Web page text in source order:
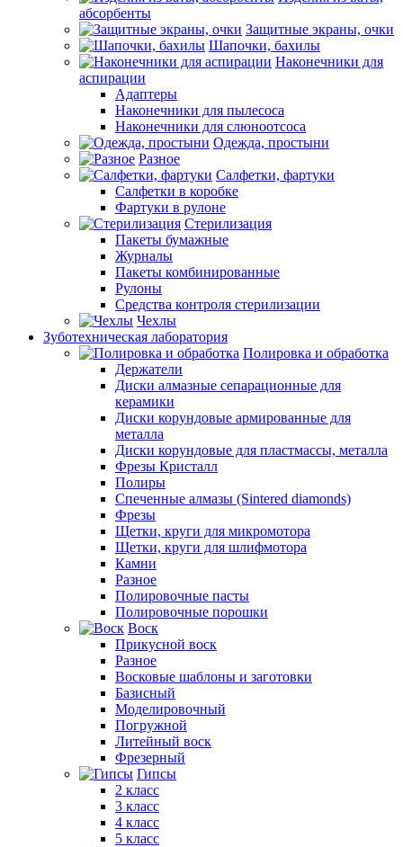
абсорбенты
Защитные экраны, очки
Шапочки, бахилы
Наконечники для
аспирации
Адаптеры
Наконечники для пылесоса
Наконечники для слюноотсоса
Одежда, простыни
Разное
Салфетки, фартуки
Салфетки в коробке
Фартуки в рулоне
Стерилизация
Пакеты бумажные
Журналы
Пакеты комбинированные
Рулоны
Средства контроля стерилизации
Чехлы
Зуботехническая лаборатория
Полировка и обработка
Держатели
Диски алмазные сепарационные для
керамики
Диски корундовые армированные для
металла
Диски корундовые для пластмассы, металла
Фрезы Кристалл
Полиры
Спеченные алмазы (Sintered diamonds)
Фрезы
Щетки, круги для микромотора
Щетки, круги для шлифмотора
Камни
Разное
Полировочные пасты
Полировочные порошки
Воск
Прикусной воск
Разное
Восковые шаблоны и заготовки
Базисный
Моделировочный
Погружной
Литейный воск
Фрезерный
Гипсы
2 класс
3 класс
4 класс
5 класс